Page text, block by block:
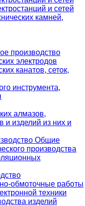
и сетей
камней,
производство
электродов
канатов, сеток,
инструмента,
алмазов,
и изделий из них и
Общие
производства
обмоточные работы
техники
изделий